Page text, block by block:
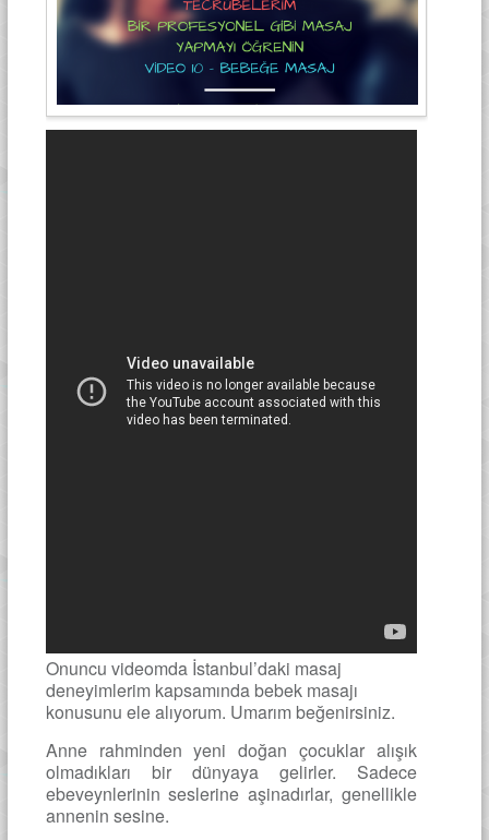
Onuncu videomda İstanbul’daki masaj
deneyimlerim kapsamında bebek masajı
konusunu ele alıyorum. Umarım beğenirsiniz.
Anne rahminden yeni doğan çocuklar alışık
olmadıkları bir dünyaya gelirler. Sadece
ebeveynlerinin seslerine aşinadırlar, genellikle
annenin sesine.